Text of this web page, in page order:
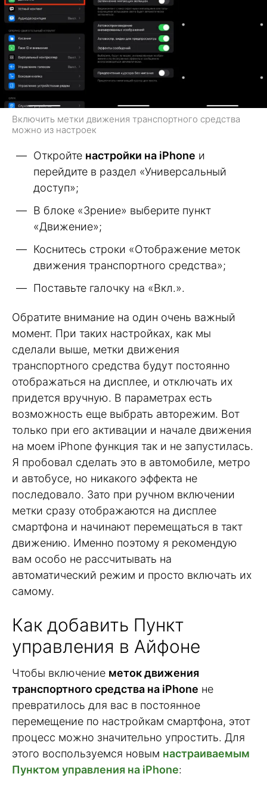
Включить метки движения транспортного средства
можно из настроек
Откройте настройки на iPhone и
перейдите в раздел «Универсальный
доступ»;
В блоке «Зрение» выберите пункт
«Движение»;
Коснитесь строки «Отображение меток
движения транспортного средства»;
Поставьте галочку на «Вкл.».
Обратите внимание на один очень важный
момент. При таких настройках, как мы
сделали выше, метки движения
транспортного средства будут постоянно
отображаться на дисплее, и отключать их
придется вручную. В параметрах есть
возможность еще выбрать авторежим. Вот
только при его активации и начале движения
на моем iPhone функция так и не запустилась.
Я пробовал сделать это в автомобиле, метро
и автобусе, но никакого эффекта не
последовало. Зато при ручном включении
метки сразу отображаются на дисплее
смартфона и начинают перемещаться в такт
движению. Именно поэтому я рекомендую
вам особо не рассчитывать на
автоматический режим и просто включать их
самому.
Как добавить Пункт
управления в Айфоне
Чтобы включение меток движения
транспортного средства на iPhone не
превратилось для вас в постоянное
перемещение по настройкам смартфона, этот
процесс можно значительно упростить. Для
этого воспользуемся новым настраиваемым
Пунктом управления на iPhone: